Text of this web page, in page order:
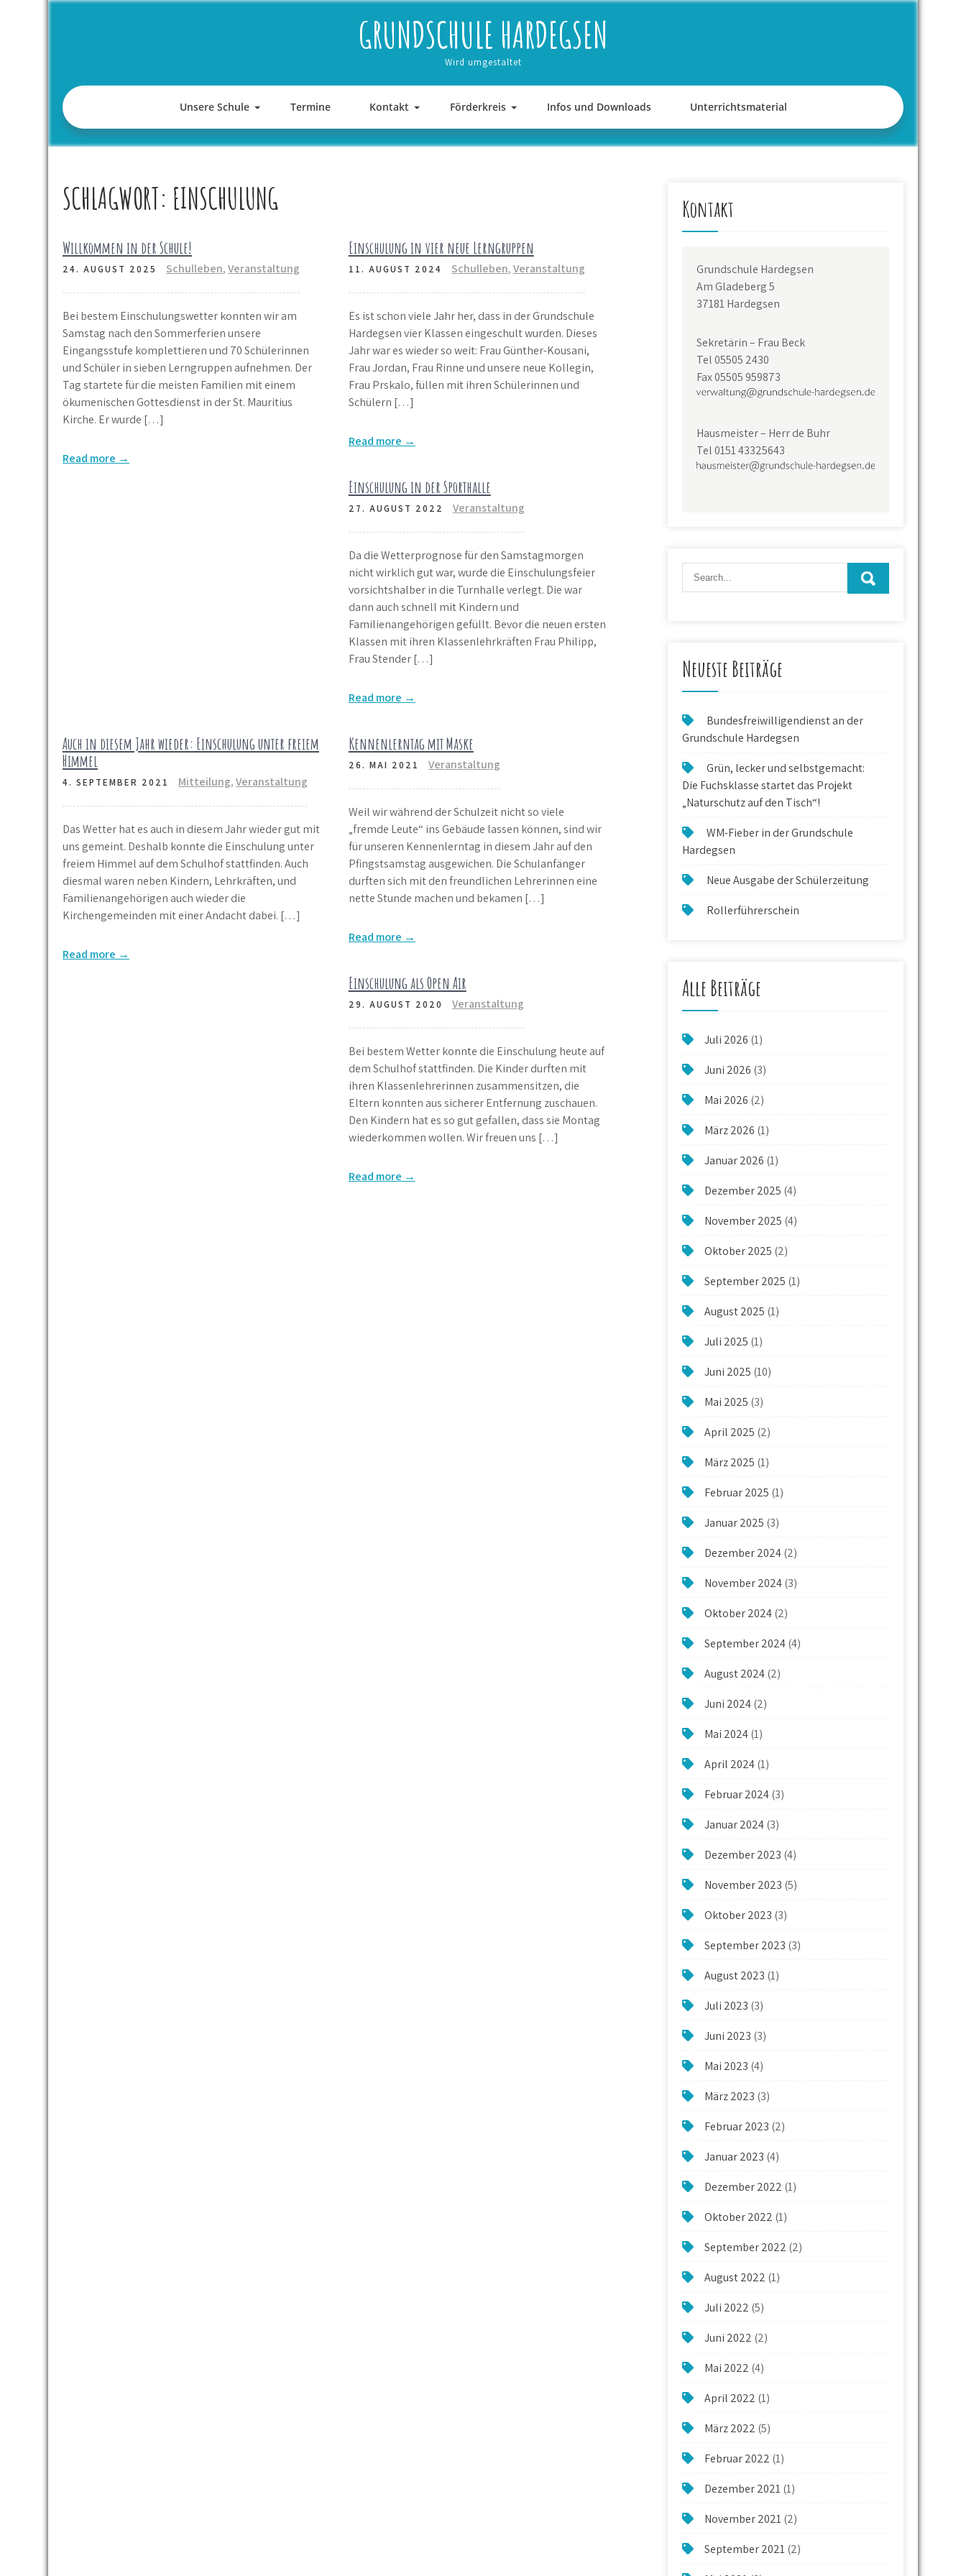
GRUNDSCHULE HARDEGSEN
Wird umgestaltet
Unsere Schule Termine Kontakt Förderkreis Infos und Downloads Unterrichtsmaterial
SCHLAGWORT: EINSCHULUNG
Willkommen in der Schule!
24. AUGUST 2025 Schulleben,Veranstaltung
Bei bestem Einschulungswetter konnten wir am
Samstag nach den Sommerferien unsere
Eingangsstufe komplettieren und 70 Schülerinnen
und Schüler in sieben Lerngruppen aufnehmen. Der
Tag startete für die meisten Familien mit einem
ökumenischen Gottesdienst in der St. Mauritius
Kirche. Er wurde […]
Read more →
Einschulung in vier neue Lerngruppen
11. AUGUST 2024 Schulleben,Veranstaltung
Es ist schon viele Jahr her, dass in der Grundschule
Hardegsen vier Klassen eingeschult wurden. Dieses
Jahr war es wieder so weit: Frau Günther-Kousani,
Frau Jordan, Frau Rinne und unsere neue Kollegin,
Frau Prskalo, füllen mit ihren Schülerinnen und
Schülern […]
Read more →
Einschulung in der Sporthalle
27. AUGUST 2022 Veranstaltung
Da die Wetterprognose für den Samstagmorgen
nicht wirklich gut war, wurde die Einschulungsfeier
vorsichtshalber in die Turnhalle verlegt. Die war
dann auch schnell mit Kindern und
Familienangehörigen gefüllt. Bevor die neuen ersten
Klassen mit ihren Klassenlehrkräften Frau Philipp,
Frau Stender […]
Read more →
Auch in diesem Jahr wieder: Einschulung unter freiem
Himmel
4. SEPTEMBER 2021 Mitteilung,Veranstaltung
Das Wetter hat es auch in diesem Jahr wieder gut mit
uns gemeint. Deshalb konnte die Einschulung unter
freiem Himmel auf dem Schulhof stattfinden. Auch
diesmal waren neben Kindern, Lehrkräften, und
Familienangehörigen auch wieder die
Kirchengemeinden mit einer Andacht dabei. […]
Read more →
Kennenlerntag mit Maske
26. MAI 2021 Veranstaltung
Weil wir während der Schulzeit nicht so viele
„fremde Leute“ ins Gebäude lassen können, sind wir
für unseren Kennenlerntag in diesem Jahr auf den
Pfingstsamstag ausgewichen. Die Schulanfänger
durften sich mit den freundlichen Lehrerinnen eine
nette Stunde machen und bekamen […]
Read more →
Einschulung als Open Air
29. AUGUST 2020 Veranstaltung
Bei bestem Wetter konnte die Einschulung heute auf
dem Schulhof stattfinden. Die Kinder durften mit
ihren Klassenlehrerinnen zusammensitzen, die
Eltern konnten aus sicherer Entfernung zuschauen.
Den Kindern hat es so gut gefallen, dass sie Montag
wiederkommen wollen. Wir freuen uns […]
Read more →
Kontakt
Grundschule Hardegsen
Am Gladeberg 5
37181 Hardegsen
Sekretärin – Frau Beck
Tel 05505 2430
Fax 05505 959873
Hausmeister – Herr de Buhr
Tel 0151 43325643
Neueste Beiträge
Bundesfreiwilligendienst an der
Grundschule Hardegsen
Grün, lecker und selbstgemacht:
Die Fuchsklasse startet das Projekt
„Naturschutz auf den Tisch“!
WM-Fieber in der Grundschule
Hardegsen
Neue Ausgabe der Schülerzeitung
Rollerführerschein
Alle Beiträge
Juli 2026 (1)
Juni 2026 (3)
Mai 2026 (2)
März 2026 (1)
Januar 2026 (1)
Dezember 2025 (4)
November 2025 (4)
Oktober 2025 (2)
September 2025 (1)
August 2025 (1)
Juli 2025 (1)
Juni 2025 (10)
Mai 2025 (3)
April 2025 (2)
März 2025 (1)
Februar 2025 (1)
Januar 2025 (3)
Dezember 2024(2)
November 2024(3)
Oktober 2024(2)
September 2024(4)
August 2024(2)
Juni 2024(2)
Mai 2024(1)
April 2024(1)
Februar 2024(3)
Januar 2024(3)
Dezember 2023 (4)
November 2023 (5)
Oktober 2023 (3)
September 2023 (3)
August 2023 (1)
Juli 2023 (3)
Juni 2023 (3)
Mai 2023 (4)
März 2023 (3)
Februar 2023 (2)
Januar 2023 (4)
Dezember 2022 (1)
Oktober 2022 (1)
September 2022 (2)
August 2022 (1)
Juli 2022 (5)
Juni 2022 (2)
Mai 2022 (4)
April 2022 (1)
März 2022 (5)
Februar 2022 (1)
Dezember 2021(1)
November 2021(2)
September 2021(2)